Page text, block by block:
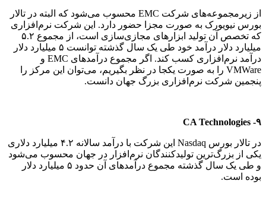
از زیرمجموعه‌های شرکت EMC محسوب می‌شود که البته در تالار
بورس نیویورک به صورت مجزا حضور دارد. این شرکت نرم‌افزاری
که تخصص آن تولید ابزارهای مجازی‌سازی است، از مجموع ۵.۲
میلیارد دلار درآمد خود طی یک سال گذشته توانست ۵ میلیارد دلار
درآمد نرم‌افزاری کسب کند. اگر مجموع درآمدهای EMC و
VMWare را به صورت یکجا در نظر بگیریم، می‌توان این مرکز را
پنجمین شرکت نرم‌افزاری بزرگ جهان دانست.
۹- CA Technologies
در تالار بورس Nasdaq این شرکت با درآمد سالانه ۴.۲ میلیارد دلاری
یکی از بزرگ‌ترین تولیدکنندگان نرم‌افزار در جهان محسوب می‌شود
و طی یک سال گذشته مجموع درآمدهای آن حدود ۵ میلیارد دلار
بوده است.